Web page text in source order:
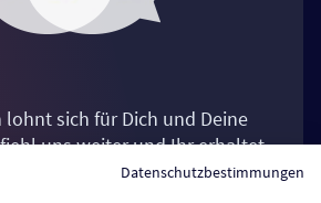
lohnt sich für Dich und Deine
uns weiter und Ihr erhaltet
Einkaufsgutschein über 10 €*.
Datenschutzbestimmungen